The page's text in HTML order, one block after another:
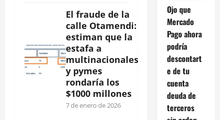
El fraude de la
calle Otamendi:
estiman que la
estafa a
multinacionales
y pymes
rondaría los
$1000 millones
7 de enero de 2026
Ojo que
Mercado
Pago ahora
podría
descontart
e de tu
cuenta
deuda de
terceros